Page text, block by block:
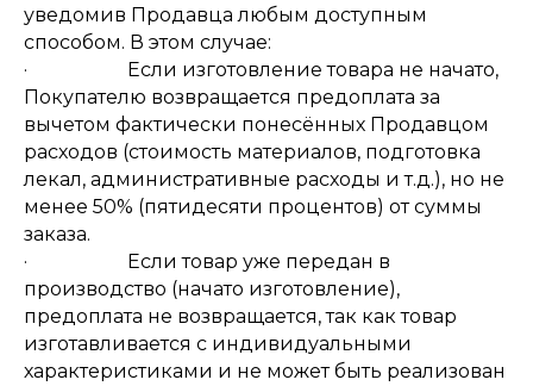
уведомив Продавца любым доступным
способом. В этом случае:
· Если изготовление товара не начато,
Покупателю возвращается предоплата за
вычетом фактически понесённых Продавцом
расходов (стоимость материалов, подготовка
лекал, административные расходы и т.д.), но не
менее 50% (пятидесяти процентов) от суммы
заказа.
· Если товар уже передан в
производство (начато изготовление),
предоплата не возвращается, так как товар
изготавливается с индивидуальными
характеристиками и не может быть реализован